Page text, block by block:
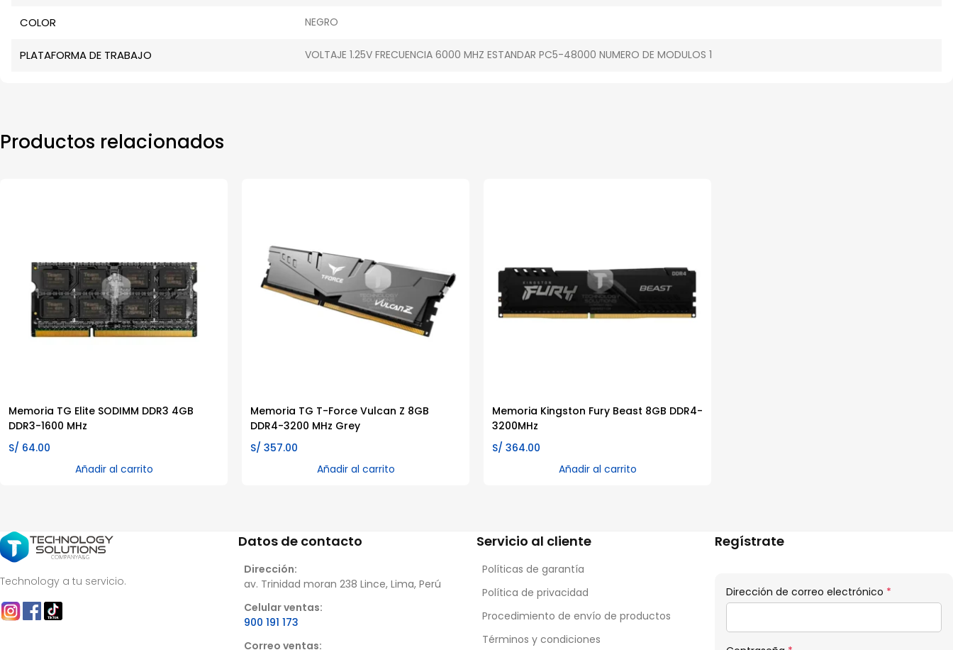
COLOR NEGRO
PLATAFORMA DE TRABAJO VOLTAJE 1.25V FRECUENCIA 6000 MHZ ESTANDAR PC5-48000 NUMERO DE MODULOS 1
Productos relacionados
Memoria TG Elite SODIMM DDR3 4GB
DDR3-1600 MHz
S/ 64.00
Añadir al carrito
Memoria TG T-Force Vulcan Z 8GB
DDR4-3200 MHz Grey
S/ 357.00
Añadir al carrito
Memoria Kingston Fury Beast 8GB DDR4-
3200MHz
S/ 364.00
Añadir al carrito
Technology a tu servicio.
Datos de contacto
Dirección:
av. Trinidad moran 238 Lince, Lima, Perú
Celular ventas:
900 191 173
Correo ventas:
Servicio al cliente
Políticas de garantía
Política de privacidad
Procedimiento de envío de productos
Términos y condiciones
Regístrate
Dirección de correo electrónico *